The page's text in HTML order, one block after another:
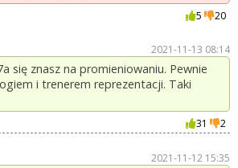
5
20
2021-11-13 08:14
się znasz na promieniowaniu. Pewnie
i trenerem reprezentacji. Taki
31
2
2021-11-12 15:35